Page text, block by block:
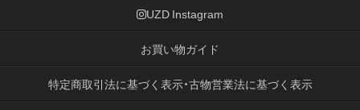
UZD Instagram
お買い物ガイド
特定商取引法に基づく表示・古物営業法に基づく表示